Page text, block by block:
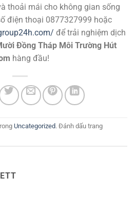
thoải mái cho không gian sống
điện thoại 0877327999 hoặc
để trải nghiệm dịch
Đồng Tháp Môi Trường Hút
hàng đầu!
Uncategorized. Đánh dấu trang